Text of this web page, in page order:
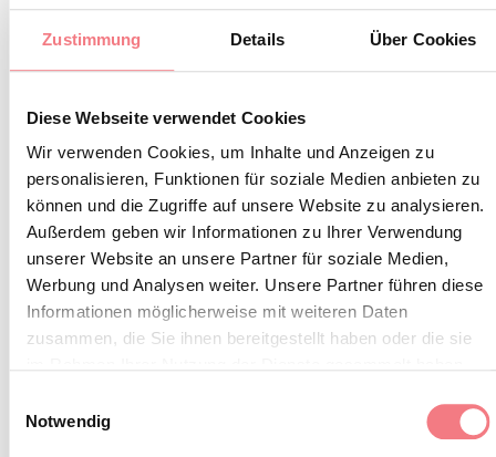
Zustimmung Details Über Cookies
Diese Webseite verwendet Cookies
Wir verwenden Cookies, um Inhalte und Anzeigen zu
personalisieren, Funktionen für soziale Medien anbieten zu
können und die Zugriffe auf unsere Website zu analysieren.
Außerdem geben wir Informationen zu Ihrer Verwendung
unserer Website an unsere Partner für soziale Medien,
Werbung und Analysen weiter. Unsere Partner führen diese
Informationen möglicherweise mit weiteren Daten
zusammen, die Sie ihnen bereitgestellt haben oder die sie
Notwendig
BLEIBEN SIE IN
KONTAKT
Abonnieren Sie den Newsletter der Belluneser
Dolomiten!
Sie erhalten Nachrichten, Informationen,
Reiserouten, Ideen und Tipps für Ihren Urlaub
zu jeder Jahreszeit.
ZUM NEWSLETTER ANMELDEN